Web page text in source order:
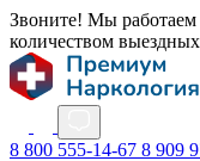
Звоните! Мы
количеством
8 800 555-14-67 8 909